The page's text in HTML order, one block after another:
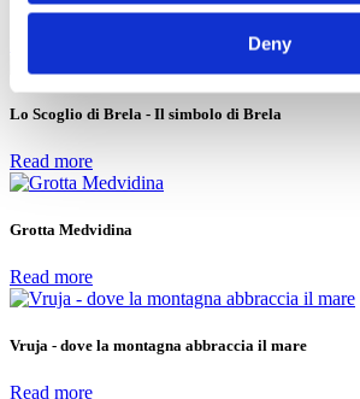
Deny
Lo Scoglio di Brela - Il simbolo di Brela
Read more
Grotta Medvidina
Read more
Vruja - dove la montagna abbraccia il mare
Read more